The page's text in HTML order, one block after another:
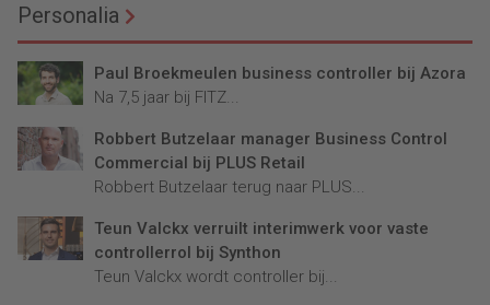
Personalia
Paul Broekmeulen business controller bij Azora
Na 7,5 jaar bij FITZ...
Robbert Butzelaar manager Business Control
Commercial bij PLUS Retail
Robbert Butzelaar terug naar PLUS...
Teun Valckx verruilt interimwerk voor vaste
controllerrol bij Synthon
Teun Valckx wordt controller bij...